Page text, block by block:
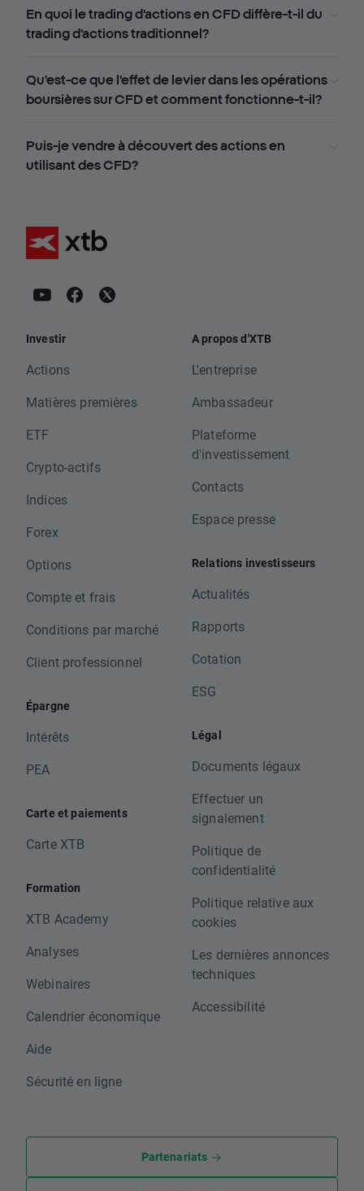
En quoi le trading d'actions en CFD diffère-t-il du
trading d'actions traditionnel?
Qu'est-ce que l'effet de levier dans les opérations
boursières sur CFD et comment fonctionne-t-il?
Puis-je vendre à découvert des actions en
utilisant des CFD?
Investir
Actions
Matières premières
ETF
Crypto-actifs
Indices
Forex
Options
Compte et frais
Conditions par marché
Client professionnel
Épargne
Intérêts
PEA
Carte et paiements
Carte XTB
Formation
XTB Academy
Analyses
Webinaires
Calendrier économique
Aide
Sécurité en ligne
A propos d'XTB
L'entreprise
Ambassadeur
Plateforme
d'investissement
Contacts
Espace presse
Relations investisseurs
Actualités
Rapports
Cotation
ESG
Légal
Documents légaux
Effectuer un
signalement
Politique de
confidentialité
Politique relative aux
cookies
Les dernières annonces
techniques
Accessibilité
Partenariats